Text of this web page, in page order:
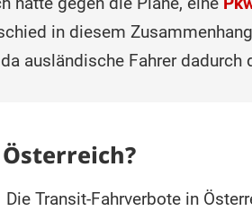
in diesem
ausländische Fahrer
Die Transit-Fahrverbote in